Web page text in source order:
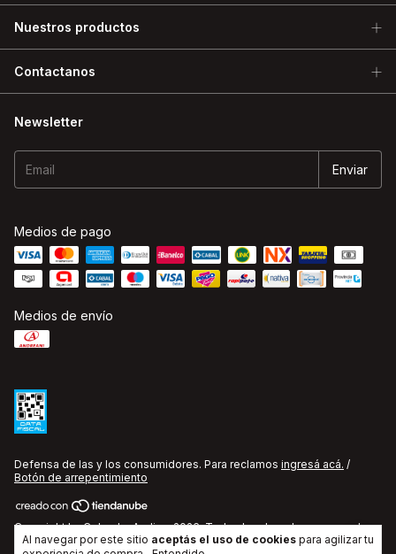
Al navegar por este sitio aceptás el uso de cookies para agilizar tu
Nuestros productos
Contactanos
Newsletter
Medios de pago
Medios de envío
Defensa de las y los consumidores. Para reclamos ingresá acá. /
Botón de arrepentimiento
Copyright La Cobacha Audio - 2026. Todos los derechos reservados.